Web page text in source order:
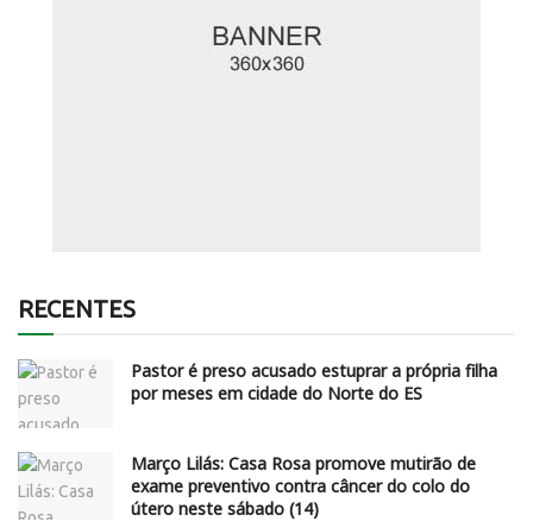
RECENTES
Pastor é preso acusado estuprar a própria filha
por meses em cidade do Norte do ES
Março Lilás: Casa Rosa promove mutirão de
exame preventivo contra câncer do colo do
útero neste sábado (14)